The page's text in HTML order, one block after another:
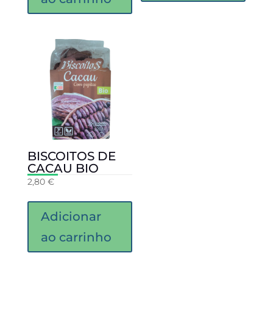
BISCOITOS DE
CACAU BIO
2,80 €
Adicionar
ao carrinho